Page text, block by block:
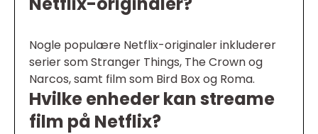
Nogle populære Netflix-originaler inkluderer
serier som Stranger Things, The Crown og
Narcos, samt film som Bird Box og Roma.
Hvilke enheder kan streame
film på Netflix?